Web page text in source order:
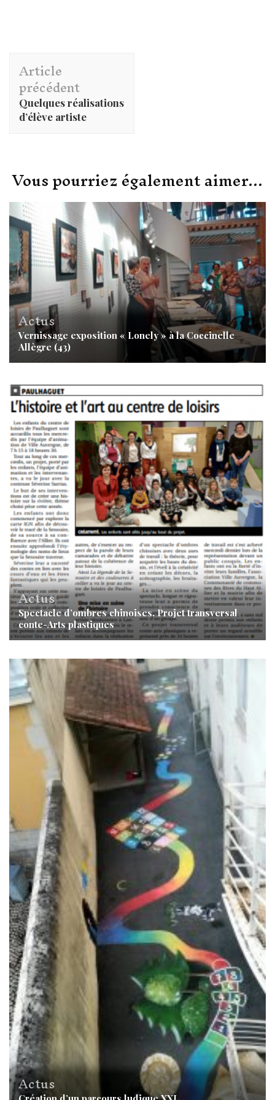
Navigation
d'article
Article
précédent
Quelques réalisations
d’élève artiste
Vous pourriez également aimer...
Actus
Vernissage exposition « Lonely » à la Coccinelle
Allègre (43)
Actus
Spectacle d’ombres chinoises. Projet transversal
conte-Arts plastiques
Actus